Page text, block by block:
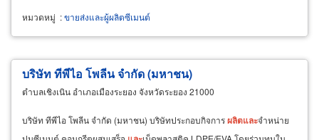
หมวดหมู่ :ขายส่งและผู้ผลิตซีเมนต์
บริษัท ทีพีไอ โพลีน จำกัด (มหาชน)
ตำบลเชิงเนิน อำเภอเมืองระยอง จังหวัดระยอง 21000
บริษัท ทีพีไอ โพลีน จำกัด (มหาชน) บริษัทประกอบกิจการผลิตและจำหน่าย